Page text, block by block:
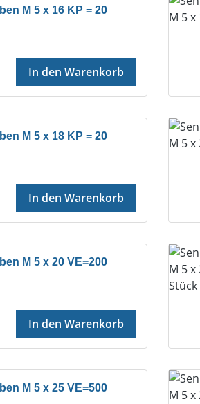
M 5 x 16 KP = 20
In den Warenkorb
M 5 x 18 KP = 20
In den Warenkorb
M 5 x 20 VE=200
In den Warenkorb
M 5 x 25 VE=500